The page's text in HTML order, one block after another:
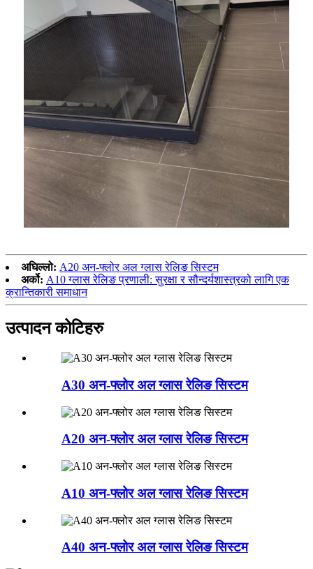
अघिल्लो: A20 अन-फ्लोर अल ग्लास रेलिङ सिस्टम
अर्को: A10 ग्लास रेलिङ प्रणाली: सुरक्षा र सौन्दर्यशास्त्रको लागि एक
क्रान्तिकारी समाधान
उत्पादन कोटिहरु
A30 अन-फ्लोर अल ग्लास रेलिङ सिस्टम
A20 अन-फ्लोर अल ग्लास रेलिङ सिस्टम
A10 अन-फ्लोर अल ग्लास रेलिङ सिस्टम
A40 अन-फ्लोर अल ग्लास रेलिङ सिस्टम